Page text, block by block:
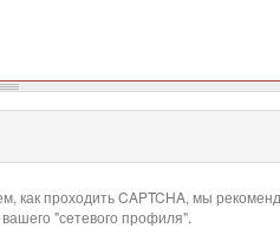
как проходить CAPTCHA, мы
"сетевого профиля".